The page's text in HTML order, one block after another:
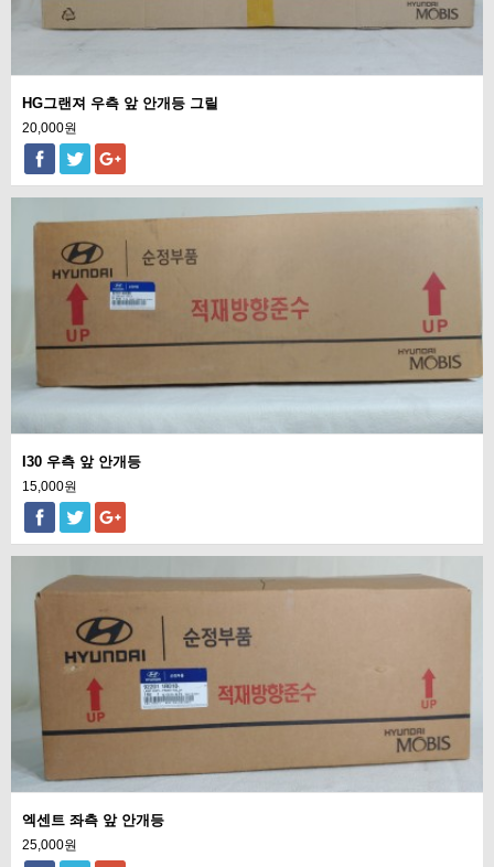
HG그랜져 우측 앞 안개등 그릴
20,000원
I30 우측 앞 안개등
15,000원
엑센트 좌측 앞 안개등
25,000원